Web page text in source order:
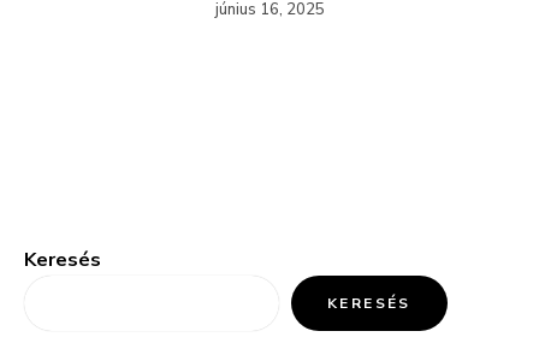
június 16, 2025
Keresés
KERESÉS